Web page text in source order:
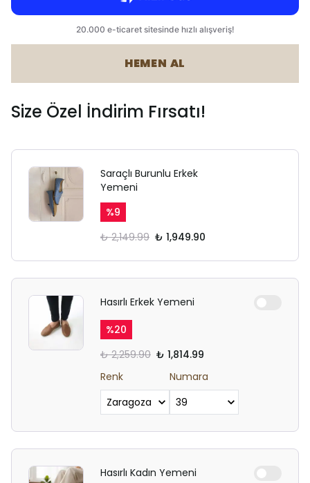
HEMEN AL
Size Özel İndirim Fırsatı!
Saraçlı Burunlu Erkek
Yemeni
%9
₺ 2,149.99 ₺ 1,949.90
Hasırlı Erkek Yemeni
%20
₺ 2,259.90 ₺ 1,814.99
Renk
Numara
Hasırlı Kadın Yemeni